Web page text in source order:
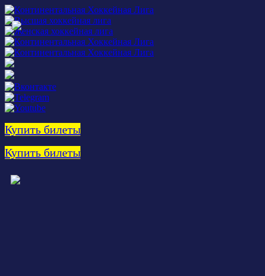
Купить билеты
Купить билеты